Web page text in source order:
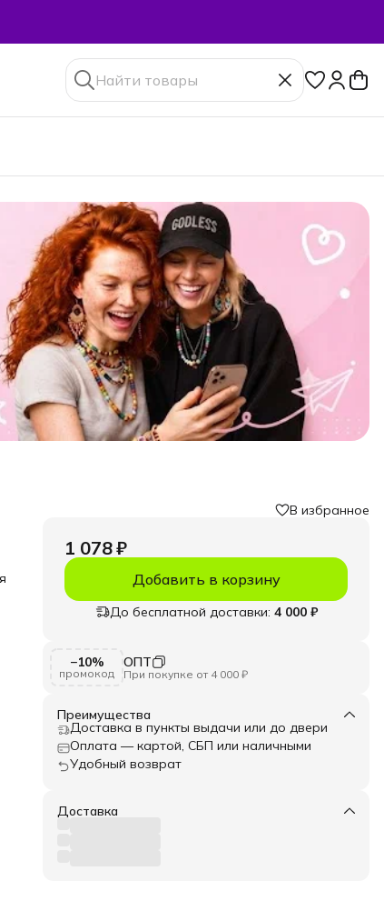
В избранное
1 078 ₽
Добавить в корзину
До бесплатной доставки: 4 000 ₽
−10%
промокод
ОПТ
При покупке от 4 000 ₽
Преимущества
Доставка в пункты выдачи или до двери
Оплата — картой, СБП или наличными
Удобный возврат
Доставка